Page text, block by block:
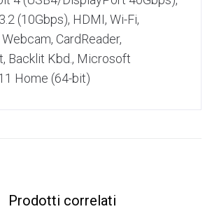
(10Gbps), HDMI, Wi-Fi,
CardReader,
Backlit Kbd., Microsoft
Home (64-bit)
Prodotti correlati